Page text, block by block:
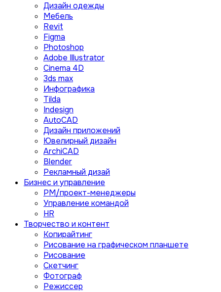
Дизайн одежды
Мебель
Revit
Figma
Photoshop
Adobe Illustrator
Сinema 4D
3ds max
Инфографика
Tilda
Indesign
AutoCAD
Дизайн приложений
Ювелирный дизайн
ArchiCAD
Blender
Рекламный дизай
Бизнес и управление
PM/проект-менеджеры
Управление командой
HR
Творчество и контент
Копирайтинг
Рисование на графическом планшете
Рисование
Скетчинг
Фотограф
Режиссер